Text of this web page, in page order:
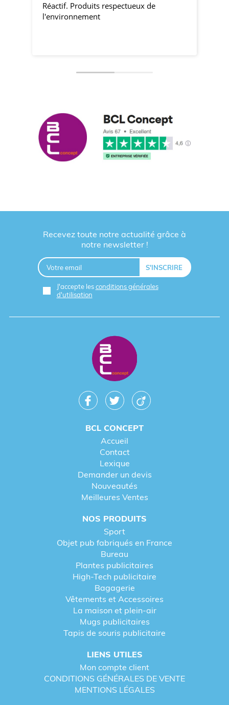
Réactif. Produits respectueux de
l'environnement
Recevez toute notre actualité grâce à
notre newsletter !
J'accepte lesconditions générales
d'utilisation
BCL CONCEPT
Accueil
Contact
Lexique
Demander un devis
Nouveautés
Meilleures Ventes
NOS PRODUITS
Sport
Objet pub fabriqués en France
Bureau
Plantes publicitaires
High-Tech publicitaire
Bagagerie
Vêtements et Accessoires
La maison et plein-air
Mugs publicitaires
Tapis de souris publicitaire
LIENS UTILES
Mon compte client
CONDITIONS GÉNÉRALES DE VENTE
MENTIONS LÉGALES